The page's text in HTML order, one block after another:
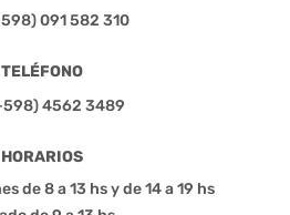
091 582 310
TELÉFONO
4562 3489
HORARIOS
de 8 a 13 hs y de 14 a 19 hs